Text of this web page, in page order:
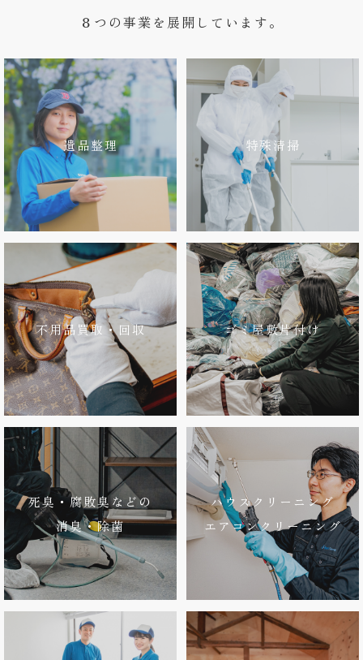
８つの事業を展開しています。
遺品整理 特殊清掃
不用品買取・回収 ゴミ屋敷片付け
死臭・腐敗臭などの
消臭・除菌
ハウスクリーニング
エアコンクリーニング